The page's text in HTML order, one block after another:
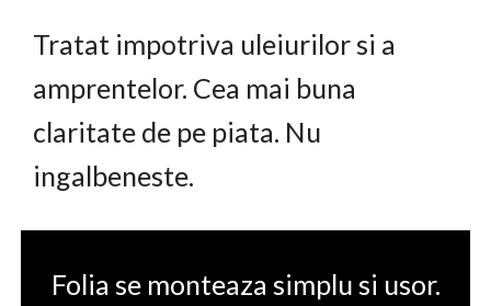
Tratat impotriva uleiurilor si a
amprentelor. Cea mai buna
claritate de pe piata. Nu
ingalbeneste.
Folia se monteaza simplu si usor.